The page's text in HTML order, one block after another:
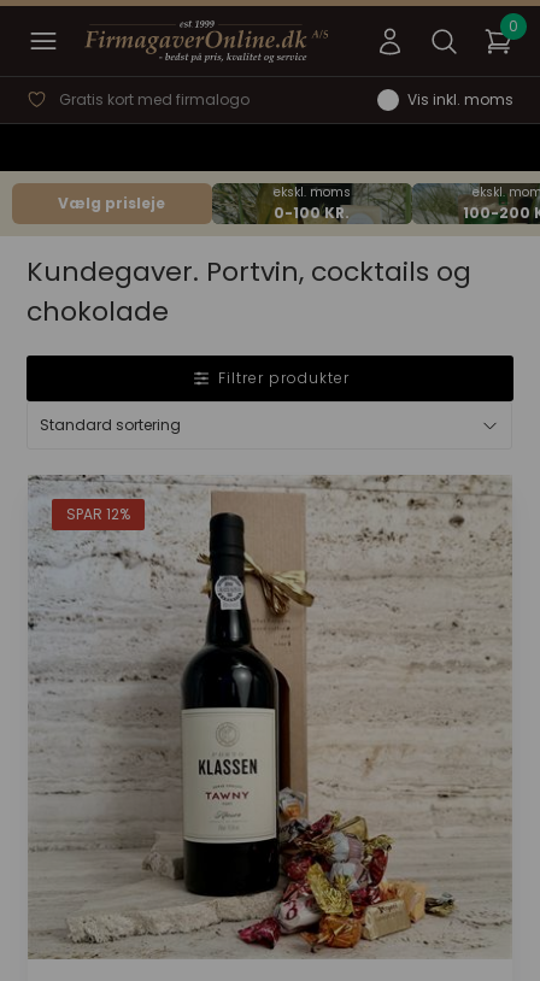
Gratis kort med firmalogo Vis inkl. moms
Vælg prisleje
Kundegaver. Portvin, cocktails og
chokolade
Filtrer produkter
SPAR 12%